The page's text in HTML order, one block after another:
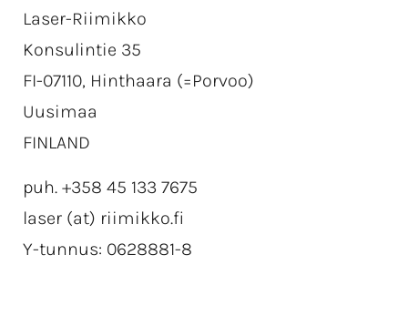
Laser-Riimikko
Konsulintie 35
FI-07110, Hinthaara (=Porvoo)
Uusimaa
FINLAND
puh. +358 45 133 7675
laser (at) riimikko.fi
Y-tunnus: 0628881-8